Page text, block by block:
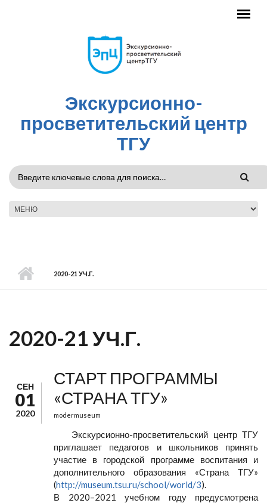
Экскурсионно-
просветительский центр
ТГУ
ФОРМА
ПОИСКА
2020-21 УЧ.Г.
2020-21 УЧ.Г.
СЕН
01
2020
СТАРТ ПРОГРАММЫ
«СТРАНА ТГУ»
modermuseum
Экскурсионно-просветительский центр ТГУ
приглашает педагогов и школьников принять
участие в городской программе воспитания и
дополнительного образования «Страна ТГУ»
(http://museum.tsu.ru/school/world/3).
В 2020–2021 учебном году предусмотрена